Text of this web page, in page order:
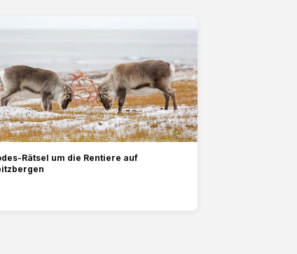
Rätsel um die Rentiere auf